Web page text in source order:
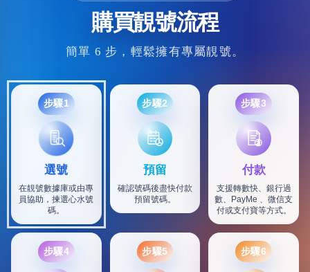
購買靚號流程
簡單 6 步，輕鬆擁有專屬靚號。
步驟1
選號
在靚號數據庫或由專
員協助，揀選心水號
碼。
步驟2
預留
確認號碼後盡快付款
預留號碼。
步驟3
付款
支援轉數快、銀行過
數、PayMe 、微信支
付或支付寶等方式。
步驟4 步驟5 步驟6